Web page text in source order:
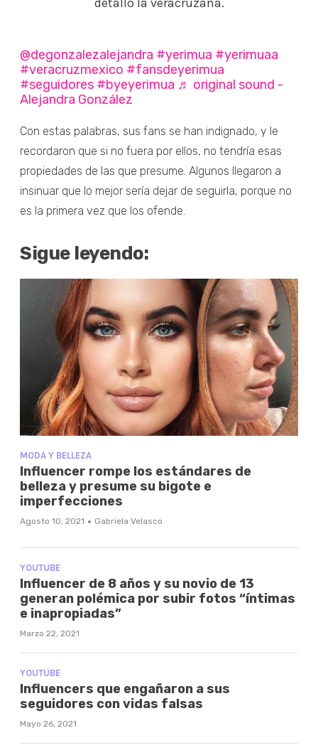
@degonzalezalejandra #yerimua #yerimuaa
#veracruzmexico #fansdeyerimua
#seguidores #byeyerimua ♬ original sound -
Alejandra González
Con estas palabras, sus fans se han indignado, y le
recordaron que si no fuera por ellos, no tendría esas
propiedades de las que presume. Algunos llegaron a
insinuar que lo mejor sería dejar de seguirla, porque no
es la primera vez que los ofende.
Sigue leyendo:
MODA Y BELLEZA
Influencer rompe los estándares de
belleza y presume su bigote e
imperfecciones
Agosto 10, 2021 · Gabriela Velasco
YOUTUBE
Influencer de 8 años y su novio de 13
generan polémica por subir fotos “íntimas
e inapropiadas”
Marzo 22, 2021
YOUTUBE
Influencers que engañaron a sus
seguidores con vidas falsas
Mayo 26, 2021